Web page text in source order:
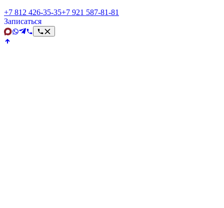
+7 812 426‑35‑35+7 921 587‑81‑81
Записаться